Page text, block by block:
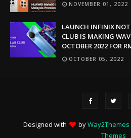
NOVEMBER 01, 2022
LAUNCH INFINIX
CLUB IS MAKING
OCTOBER 2022 FOR
OCTOBER 05, 2022
Designed with byWay2Themes
Themes